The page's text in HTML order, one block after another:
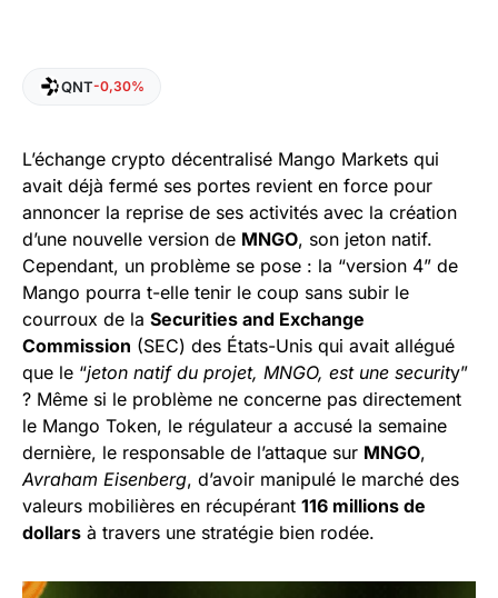
QNT-0,30%
L’échange crypto décentralisé Mango Markets qui
avait déjà fermé ses portes revient en force pour
annoncer la reprise de ses activités avec la création
d’une nouvelle version de MNGO, son jeton natif.
Cependant, un problème se pose : la “version 4” de
Mango pourra t-elle tenir le coup sans subir le
courroux de la Securities and Exchange
Commission (SEC) des États-Unis qui avait allégué
que le “jeton natif du projet, MNGO, est une security”
? Même si le problème ne concerne pas directement
le Mango Token, le régulateur a accusé la semaine
dernière, le responsable de l’attaque sur MNGO,
Avraham Eisenberg, d’avoir manipulé le marché des
valeurs mobilières en récupérant 116 millions de
dollars à travers une stratégie bien rodée.